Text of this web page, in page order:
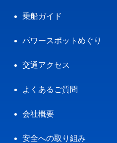
乗船ガイド
パワースポットめぐり
交通アクセス
よくあるご質問
会社概要
安全への取り組み